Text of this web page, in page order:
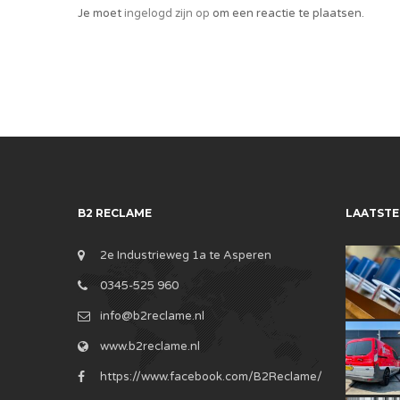
Je moetingelogd zijn op om een reactie te plaatsen.
B2 RECLAME
2e Industrieweg 1a te Asperen
0345-525 960
info@b2reclame.nl
www.b2reclame.nl
https://www.facebook.com/B2Reclame/